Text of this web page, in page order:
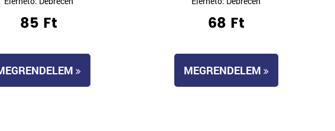
85 Ft 68 Ft
MEGRENDELEM